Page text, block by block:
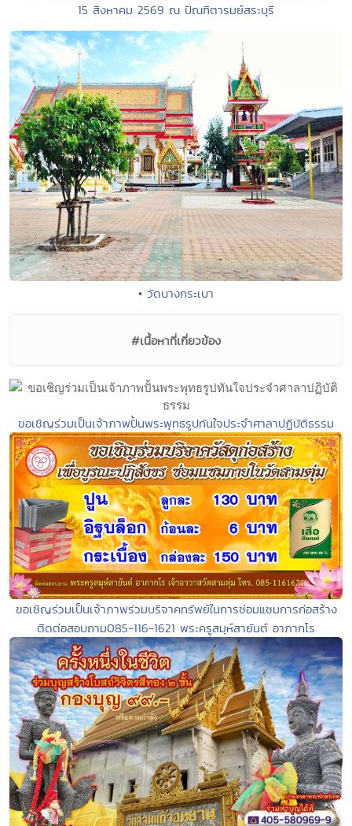
15 สิงหาคม 2569 ณ ปัณฑิตารมย์สระบุรี
• วัดบางกระเบา
#เนื้อหาที่เกี่ยวข้อง
ขอเชิญร่วมเป็นเจ้าภาพปั้นพระพุทธรูปทันใจประจำศาลาปฏิบัติธรรม
ขอเชิญร่วมเป็นเจ้าภาพร่วมบริจาคทรัพย์ในการซ่อมแซมการก่อสร้าง
ติดต่อสอบถาม085-116-1621 พระครูสมุห์สายันต์ อาภากโร